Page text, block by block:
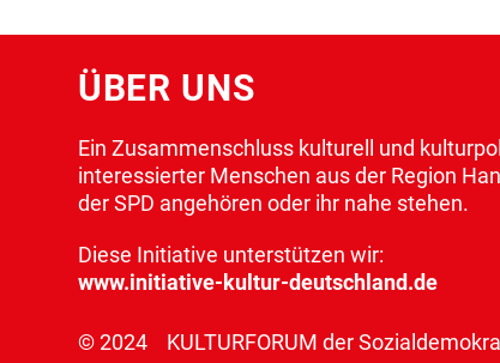
ÜBER UNS
Ein Zusammenschluss kulturell und
interessierter Menschen aus der Region
der SPD angehören oder ihr nahe stehen.
Diese Initiative unterstützen wir:
www.initiative-kultur-deutschland.de
© 2024 KULTURFORUM der